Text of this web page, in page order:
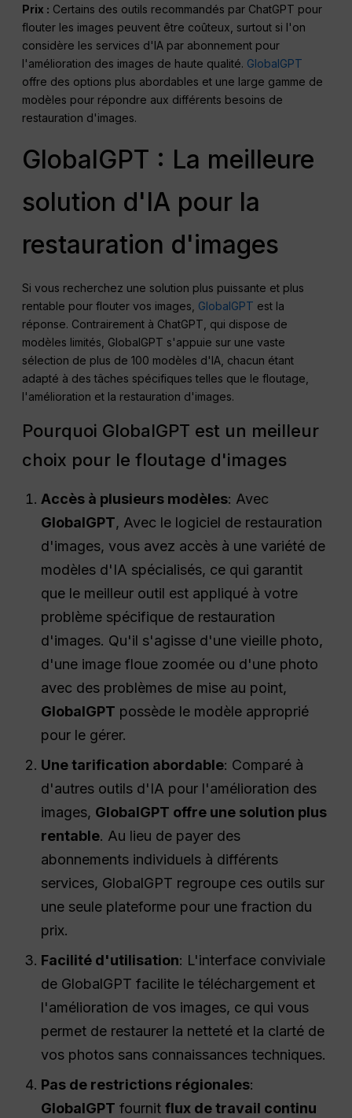
Prix : Certains des outils recommandés par ChatGPT pour
flouter les images peuvent être coûteux, surtout si l'on
considère les services d'IA par abonnement pour
l'amélioration des images de haute qualité. GlobalGPT
offre des options plus abordables et une large gamme de
modèles pour répondre aux différents besoins de
restauration d'images.
GlobalGPT : La meilleure
solution d'IA pour la
restauration d'images
Si vous recherchez une solution plus puissante et plus
rentable pour flouter vos images, GlobalGPT est la
réponse. Contrairement à ChatGPT, qui dispose de
modèles limités, GlobalGPT s'appuie sur une vaste
sélection de plus de 100 modèles d'IA, chacun étant
adapté à des tâches spécifiques telles que le floutage,
l'amélioration et la restauration d'images.
Pourquoi GlobalGPT est un meilleur
choix pour le floutage d'images
Accès à plusieurs modèles: Avec
GlobalGPT, Avec le logiciel de restauration
d'images, vous avez accès à une variété de
modèles d'IA spécialisés, ce qui garantit
que le meilleur outil est appliqué à votre
problème spécifique de restauration
d'images. Qu'il s'agisse d'une vieille photo,
d'une image floue zoomée ou d'une photo
avec des problèmes de mise au point,
GlobalGPT possède le modèle approprié
pour le gérer.
Une tarification abordable: Comparé à
d'autres outils d'IA pour l'amélioration des
images, GlobalGPT offre une solution plus
rentable. Au lieu de payer des
abonnements individuels à différents
services, GlobalGPT regroupe ces outils sur
une seule plateforme pour une fraction du
prix.
Facilité d'utilisation: L'interface conviviale
de GlobalGPT facilite le téléchargement et
l'amélioration de vos images, ce qui vous
permet de restaurer la netteté et la clarté de
vos photos sans connaissances techniques.
Pas de restrictions régionales:
GlobalGPT fournitflux de travail continu